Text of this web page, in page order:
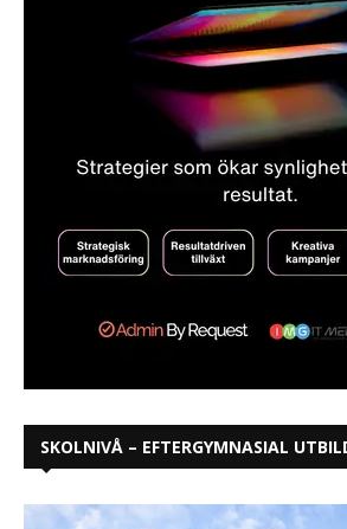
SKOLNIVÅ – EFTERGYMNASIAL